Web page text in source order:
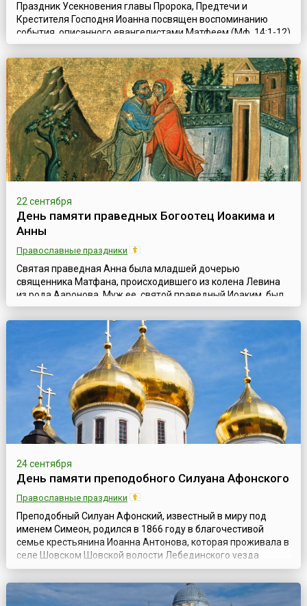
Праздник Усекновения главы Пророка, Предтечи и
Крестителя Господня Иоанна посвящен воспоминанию
события, описанного евангелистами Матфеем (Мф. 14:1-12)
и Марком (Мк. 6:14-29). Святой Иоанн Креститель был
заключен в темницу Иродом Антипой, правителем
Галилеи, потому что открыто обличал Ирода за то, что,
оставив законную жену, дочь аравийского царя Арефы, он
беззаконно сожительствовал с Иродиадо...
22 сентября
День памяти праведных Богоотец Иоакима и
Анны
Православные праздники
Святая праведная Анна была младшей дочерью
священника Матфана, происходившего из колена Левина
из рода Ааронова. Муж ее, святой праведный Иоаким, был
родом из колена Иудина, из дома царя Давида. По
древнему обетованию, из рода Давидова должен был
произойти Мессия. Супруги жили в Назарете Галилейском.
Ежегодно они отдавали две трети своих доходов в
Иерусалимский храм и бедным. По особому Промыслу Б...
24 сентября
День памяти преподобного Силуана Афонского
Православные праздники
Преподобный Силуан Афонский, известный в миру под
именем Симеон, родился в 1866 году в благочестивой
семье крестьянина Иоанна Антонова, которая проживала в
селе Шовском Шовской волости Лебединского уезда
Тамбовской губернии. Родители Симеона были людьми
трудолюбивыми, кроткими и от природы мудрыми, хотя и
неграмотными. Как впоследствии вспоминал старец,